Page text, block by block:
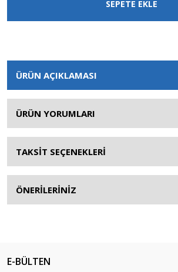
SEPETE EKLE
ÜRÜN AÇIKLAMASI
ÜRÜN YORUMLARI
TAKSİT SEÇENEKLERİ
ÖNERİLERİNİZ
E-BÜLTEN